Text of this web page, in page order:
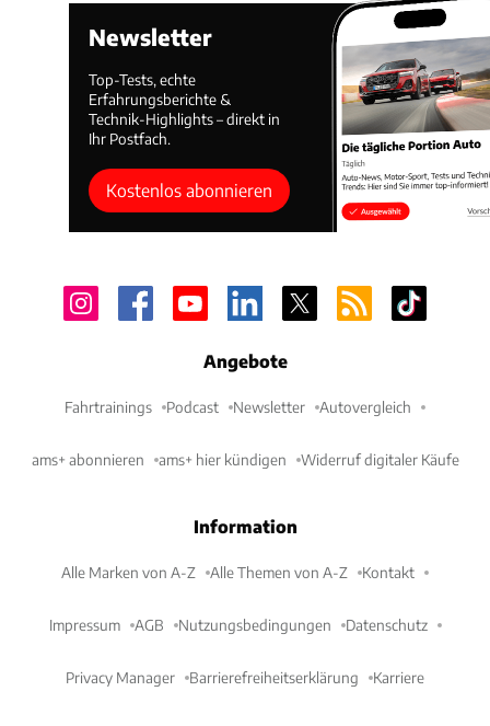
Newsletter
Top-Tests, echte
Erfahrungsberichte &
Technik-Highlights – direkt in
Ihr Postfach.
Kostenlos abonnieren
Angebote
Fahrtrainings Podcast Newsletter Autovergleich
ams+ abonnieren ams+ hier kündigen Widerruf digitaler Käufe
Information
Alle Marken von A-Z Alle Themen von A-Z Kontakt
Impressum AGB Nutzungsbedingungen Datenschutz
Privacy Manager Barrierefreiheitserklärung Karriere